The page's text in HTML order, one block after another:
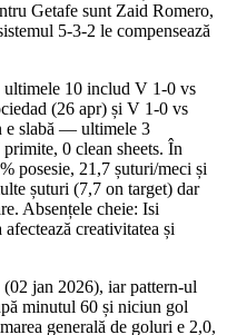
Getafe sunt Zaid Romero,
5-3-2 le compensează
ultimele 10 includ V 1-0 vs
(26 apr) și V 1-0 vs
e slabă — ultimele 3
0 clean sheets. În
posesie, 21,7 șuturi/meci și
șuturi (7,7 on target) dar
Absențele cheie: Isi
creativitatea și
jan 2026), iar pattern-ul
minutul 60 și niciun gol
generală de goluri e 2,0,